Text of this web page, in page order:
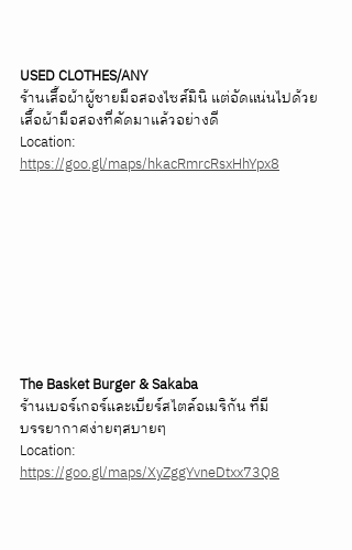
USED CLOTHES/ANY
ร้านเสื้อผ้าผู้ชายมือสองไซส์มินิ แต่อัดแน่นไปด้วย
เสื้อผ้ามือสองที่คัดมาแล้วอย่างดี
Location:
https://goo.gl/maps/hkacRmrcRsxHhYpx8
The Basket Burger & Sakaba
ร้านเบอร์เกอร์และเบียร์สไตล์อเมริกัน ที่มี
บรรยากาศง่ายๆสบายๆ
Location:
https://goo.gl/maps/XyZggYvneDtxx73Q8